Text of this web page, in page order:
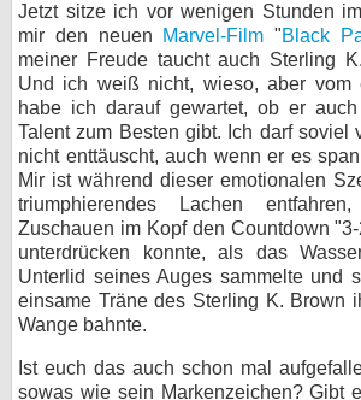
Jetzt sitze ich vor wenigen Stunden
mir den neuen
Marvel-Film "Black
meiner Freude taucht auch Sterling
Und ich weiß nicht, wieso, aber vom
habe ich darauf gewartet, ob er
Talent zum Besten gibt. Ich darf soviel
nicht enttäuscht, auch wenn er es
Mir ist während dieser emotionalen
triumphierendes Lachen
Zuschauen im Kopf den Countdown
unterdrücken konnte, als das
Unterlid seines Auges sammelte und
einsame Träne des Sterling K. Brown
Wange bahnte.
Ist euch das auch schon mal
sowas wie sein Markenzeichen? Gibt
Desktop-Ansicht
myFanbase